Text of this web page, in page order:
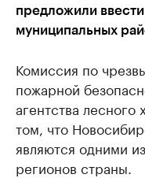
предложили
муниципальных
Комиссия по
пожарной
агентства
том, что
являются одними
регионов страны.